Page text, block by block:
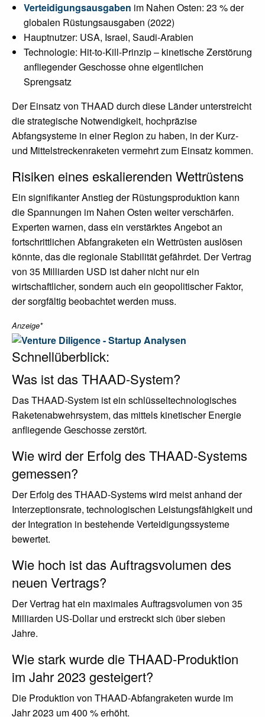
Verteidigungsausgaben im Nahen Osten: 23 % der
globalen Rüstungsausgaben (2022)
Hauptnutzer: USA, Israel, Saudi-Arabien
Technologie: Hit-to-Kill-Prinzip – kinetische Zerstörung
anfliegender Geschosse ohne eigentlichen
Sprengsatz
Der Einsatz von THAAD durch diese Länder unterstreicht
die strategische Notwendigkeit, hochpräzise
Abfangsysteme in einer Region zu haben, in der Kurz-
und Mittelstreckenraketen vermehrt zum Einsatz kommen.
Risiken eines eskalierenden Wettrüstens
Ein signifikanter Anstieg der Rüstungsproduktion kann
die Spannungen im Nahen Osten weiter verschärfen.
Experten warnen, dass ein verstärktes Angebot an
fortschrittlichen Abfangraketen ein Wettrüsten auslösen
könnte, das die regionale Stabilität gefährdet. Der Vertrag
von 35 Milliarden USD ist daher nicht nur ein
wirtschaftlicher, sondern auch ein geopolitischer Faktor,
der sorgfältig beobachtet werden muss.
Anzeige*
Schnellüberblick:
Was ist das THAAD-System?
Das THAAD-System ist ein schlüsseltechnologisches
Raketenabwehrsystem, das mittels kinetischer Energie
anfliegende Geschosse zerstört.
Wie wird der Erfolg des THAAD-Systems
gemessen?
Der Erfolg des THAAD-Systems wird meist anhand der
Interzeptionsrate, technologischen Leistungsfähigkeit und
der Integration in bestehende Verteidigungssysteme
bewertet.
Wie hoch ist das Auftragsvolumen des
neuen Vertrags?
Der Vertrag hat ein maximales Auftragsvolumen von 35
Milliarden US-Dollar und erstreckt sich über sieben
Jahre.
Wie stark wurde die THAAD-Produktion
im Jahr 2023 gesteigert?
Die Produktion von THAAD-Abfangraketen wurde im
Jahr 2023 um 400 % erhöht.